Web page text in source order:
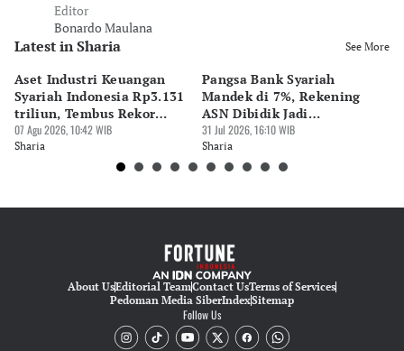
Editor
Bonardo Maulana
Latest in Sharia See More
Aset Industri Keuangan
Syariah Indonesia Rp3.131
triliun, Tembus Rekor
Sejarah
07 Agu 2026, 10:42 WIB
Sharia
Pangsa Bank Syariah
Mandek di 7%, Rekening
ASN Dibidik Jadi
Pendorong
31 Jul 2026, 16:10 WIB
Sharia
About UsEditorial TeamContact UsTerms of Services
Pedoman Media SiberIndexSitemap
Follow Us